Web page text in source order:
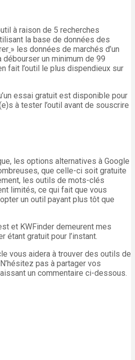
à raison de 5 recherches
la base de données des
» les données de marchés d’un
un minimum de 99
fait l’outil le plus dispendieux sur
essai gratuit est disponible pour
à tester l’outil avant de souscrire
les options alternatives à Google
que celle-ci soit gratuite
les outils de mots-clés
limités, ce qui fait que vous
un outil payant plus tôt que
et KWFinder demeurent mes
étant gratuit pour l’instant.
vous aidera à trouver des outils de
pas à partager vos
un commentaire ci-dessous.